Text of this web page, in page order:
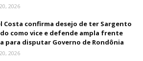
2026
Costa confirma desejo de ter Sargento
como vice e defende ampla frente
para disputar Governo de Rondônia
2026